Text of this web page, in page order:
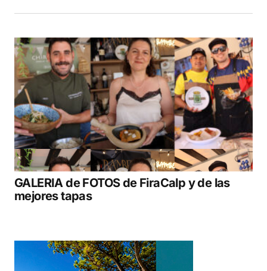
GALERIA de FOTOS de FiraCalp y de las
mejores tapas